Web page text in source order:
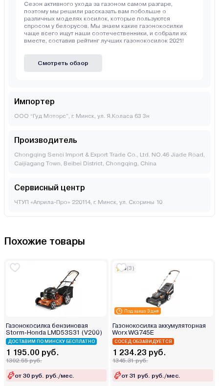
Сезон активного ухода за газоном самом разгаре,
поэтому мы решили рассказать вам побольше о
различных моделях косилок, которые пользуются
спросом у белорусов. Мы знаем какие газонокосилки
чаще всего ищут наши соотечественники, и собрали их
вместе, составив рейтинг лучших газонокосилок 2021!
Смотреть обзор
Импортер
ООО “Гуд Моторс”, г. Минск, ул. Я.Коласа 63 3н
Производитель
Chongqing Senci Import & Export Trade Co., Ltd. NO.46 Jiade Road,
Caijiagang Town, Beibei District, Chongqing, China
Сервисный центр
ЧТУП «Априла-Про» 220114, г. Минск, ул. Скорины 10
Похожие товары
Газонокосилка бензиновая
Storm-Honda LMD53S31 (V200)
ДОСТАВИМ ПО МИНСКУ БЕСПЛАТНО
1 195.00 руб.
1302.55 руб.
от 30 руб. руб./мес.
Под заказ 3 дня
5(3)
Газонокосилка аккумуляторная
Worx WG745E
СОСЕД ОБЗАВИДУЕТСЯ
1 234.23 руб.
1345.31 руб.
от 31 руб. руб./мес.